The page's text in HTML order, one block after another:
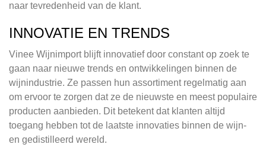
naar tevredenheid van de klant.
INNOVATIE EN TRENDS
Vinee Wijnimport blijft innovatief door constant op zoek te
gaan naar nieuwe trends en ontwikkelingen binnen de
wijnindustrie. Ze passen hun assortiment regelmatig aan
om ervoor te zorgen dat ze de nieuwste en meest populaire
producten aanbieden. Dit betekent dat klanten altijd
toegang hebben tot de laatste innovaties binnen de wijn-
en gedistilleerd wereld.